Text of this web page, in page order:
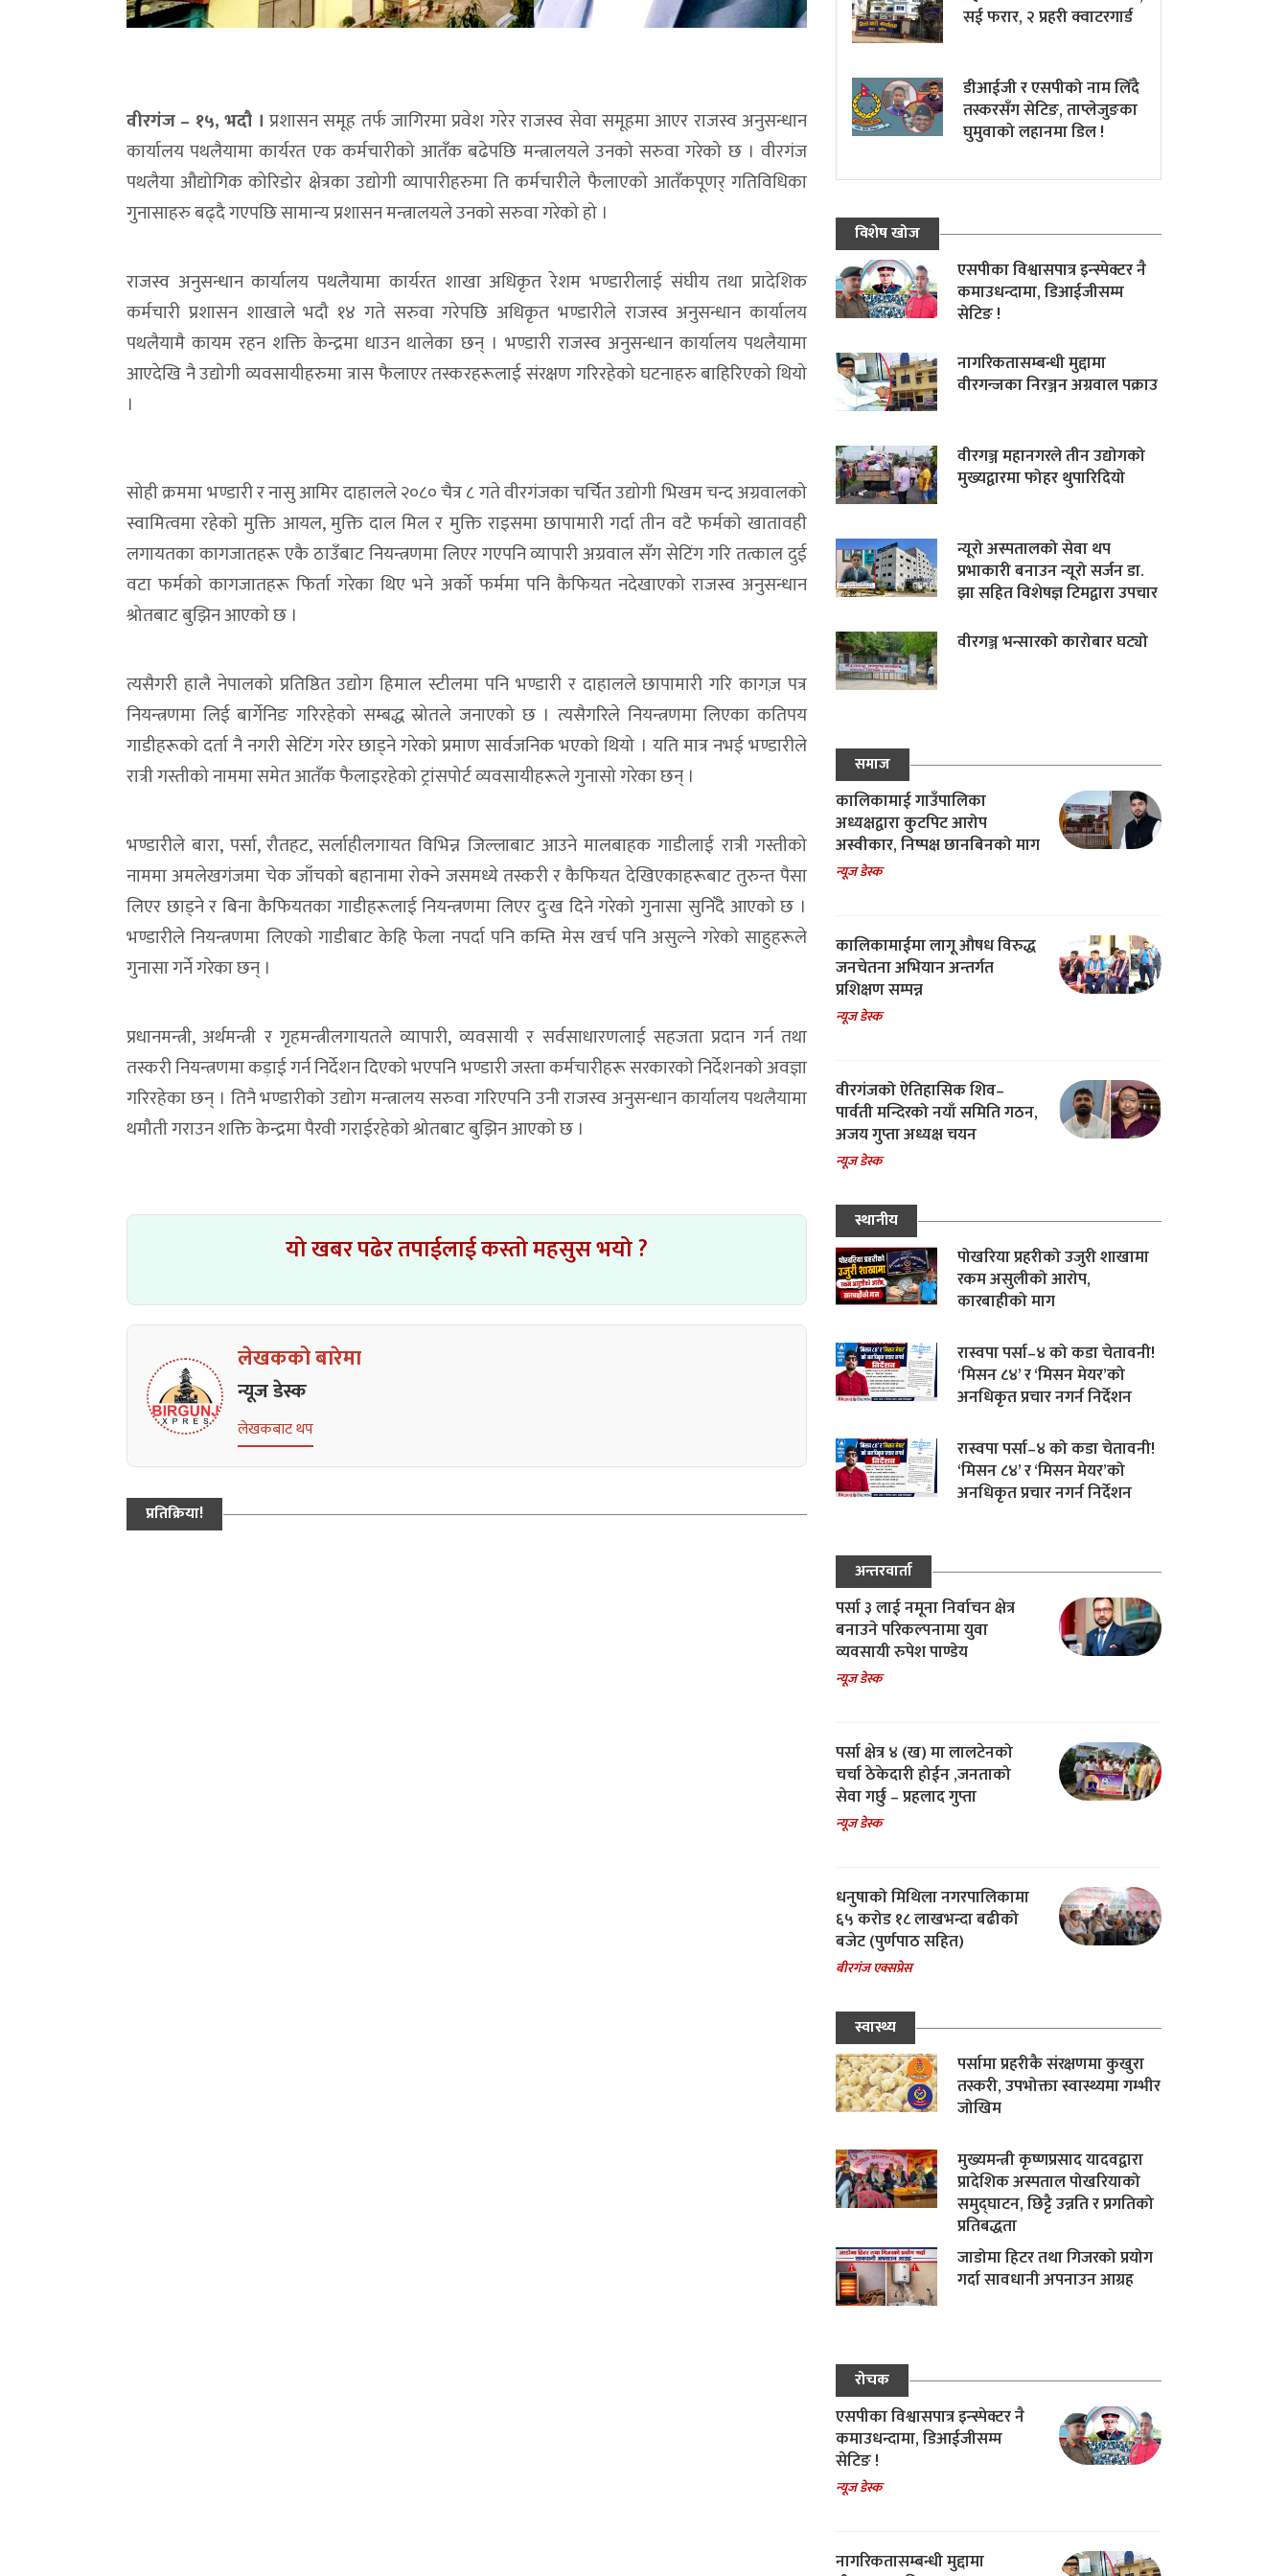
वीरगंज – १५, भदौ । प्रशासन समूह तर्फ जागिरमा प्रवेश गरेर राजस्व सेवा समूहमा आएर राजस्व अनुसन्धान
कार्यालय पथलैयामा कार्यरत एक कर्मचारीको आतँक बढेपछि मन्त्रालयले उनको सरुवा गरेको छ । वीरगंज
पथलैया औद्योगिक कोरिडोर क्षेत्रका उद्योगी व्यापारीहरुमा ति कर्मचारीले फैलाएको आतँकपूणर् गतिविधिका
गुनासाहरु बढ्दै गएपछि सामान्य प्रशासन मन्त्रालयले उनको सरुवा गरेको हो ।
राजस्व अनुसन्धान कार्यालय पथलैयामा कार्यरत शाखा अधिकृत रेशम भण्डारीलाई संघीय तथा प्रादेशिक
कर्मचारी प्रशासन शाखाले भदौ १४ गते सरुवा गरेपछि अधिकृत भण्डारीले राजस्व अनुसन्धान कार्यालय
पथलैयामै कायम रहन शक्ति केन्द्रमा धाउन थालेका छन् । भण्डारी राजस्व अनुसन्धान कार्यालय पथलैयामा
आएदेखि नै उद्योगी व्यवसायीहरुमा त्रास फैलाएर तस्करहरूलाई संरक्षण गरिरहेको घटनाहरु बाहिरिएको थियो
।
सोही क्रममा भण्डारी र नासु आमिर दाहालले २०८० चैत्र ८ गते वीरगंजका चर्चित उद्योगी भिखम चन्द अग्रवालको
स्वामित्वमा रहेको मुक्ति आयल, मुक्ति दाल मिल र मुक्ति राइसमा छापामारी गर्दा तीन वटै फर्मको खातावही
लगायतका कागजातहरू एकै ठाउँबाट नियन्त्रणमा लिएर गएपनि व्यापारी अग्रवाल सँग सेटिंग गरि तत्काल दुई
वटा फर्मको कागजातहरू फिर्ता गरेका थिए भने अर्को फर्ममा पनि कैफियत नदेखाएको राजस्व अनुसन्धान
श्रोतबाट बुझिन आएको छ ।
त्यसैगरी हालै नेपालको प्रतिष्ठित उद्योग हिमाल स्टीलमा पनि भण्डारी र दाहालले छापामारी गरि कागज़ पत्र
नियन्त्रणमा लिई बार्गेनिङ गरिरहेको सम्बद्ध स्रोतले जनाएको छ । त्यसैगरिले नियन्त्रणमा लिएका कतिपय
गाडीहरूको दर्ता नै नगरी सेटिंग गरेर छाड्ने गरेको प्रमाण सार्वजनिक भएको थियो । यति मात्र नभई भण्डारीले
रात्री गस्तीको नाममा समेत आतँक फैलाइरहेको ट्रांसपोर्ट व्यवसायीहरूले गुनासो गरेका छन् ।
भण्डारीले बारा, पर्सा, रौतहट, सर्लाहीलगायत विभिन्न जिल्लाबाट आउने मालबाहक गाडीलाई रात्री गस्तीको
नाममा अमलेखगंजमा चेक जाँचको बहानामा रोक्ने जसमध्ये तस्करी र कैफियत देखिएकाहरूबाट तुरुन्त पैसा
लिएर छाड्ने र बिना कैफियतका गाडीहरूलाई नियन्त्रणमा लिएर दुःख दिने गरेको गुनासा सुनिँदै आएको छ ।
भण्डारीले नियन्त्रणमा लिएको गाडीबाट केहि फेला नपर्दा पनि कम्ति मेस खर्च पनि असुल्ने गरेको साहुहरूले
गुनासा गर्ने गरेका छन् ।
प्रधानमन्त्री, अर्थमन्त्री र गृहमन्त्रीलगायतले व्यापारी, व्यवसायी र सर्वसाधारणलाई सहजता प्रदान गर्न तथा
तस्करी नियन्त्रणमा कड़ाई गर्न निर्देशन दिएको भएपनि भण्डारी जस्ता कर्मचारीहरू सरकारको निर्देशनको अवज्ञा
गरिरहेका छन् । तिनै भण्डारीको उद्योग मन्त्रालय सरुवा गरिएपनि उनी राजस्व अनुसन्धान कार्यालय पथलैयामा
थमौती गराउन शक्ति केन्द्रमा पैरवी गराईरहेको श्रोतबाट बुझिन आएको छ ।
यो खबर पढेर तपाईलाई कस्तो महसुस भयो ?
लेखकको बारेमा
न्यूज डेस्क
लेखकबाट थप
प्रतिक्रिया!
सई फरार, २ प्रहरी क्वाटरगार्ड
डीआईजी र एसपीको नाम लिँदै
तस्करसँग सेटिङ, ताप्लेजुङका
घुमुवाको लहानमा डिल !
विशेष खोज
एसपीका विश्वासपात्र इन्स्पेक्टर नै
कमाउधन्दामा, डिआईजीसम्म
सेटिङ !
नागरिकतासम्बन्धी मुद्दामा
वीरगन्जका निरञ्जन अग्रवाल पक्राउ
वीरगञ्ज महानगरले तीन उद्योगको
मुख्यद्वारमा फोहर थुपारिदियो
न्यूरो अस्पतालको सेवा थप
प्रभाकारी बनाउन न्यूरो सर्जन डा.
झा सहित विशेषज्ञ टिमद्वारा उपचार
वीरगञ्ज भन्सारको कारोबार घट्यो
समाज
कालिकामाई गाउँपालिका
अध्यक्षद्वारा कुटपिट आरोप
अस्वीकार, निष्पक्ष छानबिनको माग
न्यूज डेस्क
कालिकामाईमा लागू औषध विरुद्ध
जनचेतना अभियान अन्तर्गत
प्रशिक्षण सम्पन्न
न्यूज डेस्क
वीरगंजको ऐतिहासिक शिव–
पार्वती मन्दिरको नयाँ समिति गठन,
अजय गुप्ता अध्यक्ष चयन
न्यूज डेस्क
स्थानीय
पोखरिया प्रहरीको उजुरी शाखामा
रकम असुलीको आरोप,
कारबाहीको माग
रास्वपा पर्सा–४ को कडा चेतावनी!
‘मिसन ८४’ र ‘मिसन मेयर’को
अनधिकृत प्रचार नगर्न निर्देशन
रास्वपा पर्सा–४ को कडा चेतावनी!
‘मिसन ८४’ र ‘मिसन मेयर’को
अनधिकृत प्रचार नगर्न निर्देशन
अन्तरवार्ता
पर्सा ३ लाई नमूना निर्वाचन क्षेत्र
बनाउने परिकल्पनामा युवा
व्यवसायी रुपेश पाण्डेय
न्यूज डेस्क
पर्सा क्षेत्र ४ (ख) मा लालटेनको
चर्चा ठेकेदारी होईन ,जनताको
सेवा गर्छु – प्रहलाद गुप्ता
न्यूज डेस्क
धनुषाको मिथिला नगरपालिकामा
६५ करोड १८ लाखभन्दा बढीको
बजेट (पुर्णपाठ सहित)
बीरगंज एक्सप्रेस
स्वास्थ्य
पर्सामा प्रहरीकै संरक्षणमा कुखुरा
तस्करी, उपभोक्ता स्वास्थ्यमा गम्भीर
जोखिम
मुख्यमन्त्री कृष्णप्रसाद यादवद्वारा
प्रादेशिक अस्पताल पोखरियाको
समुद्घाटन, छिट्टै उन्नति र प्रगतिको
प्रतिबद्धता
जाडोमा हिटर तथा गिजरको प्रयोग
गर्दा सावधानी अपनाउन आग्रह
रोचक
एसपीका विश्वासपात्र इन्स्पेक्टर नै
कमाउधन्दामा, डिआईजीसम्म
सेटिङ !
न्यूज डेस्क
नागरिकतासम्बन्धी मुद्दामा